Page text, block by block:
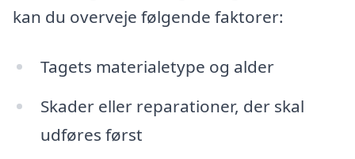
kan du overveje følgende faktorer:
Tagets materialetype og alder
Skader eller reparationer, der skal
udføres først